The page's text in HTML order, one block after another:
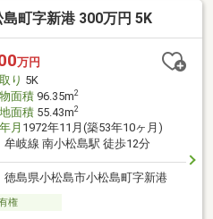
町字新港 300万円 5K
万円
り 5K
面積96.35m2
面積55.43m2
月 1972年11月(築53年10ヶ月)
牟岐線 南小松島駅 徒歩12分
徳島県小松島市小松島町字新港
権